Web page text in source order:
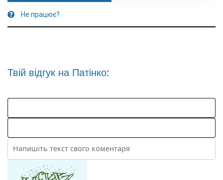
Не працює?
Твій відгук на Патінко: